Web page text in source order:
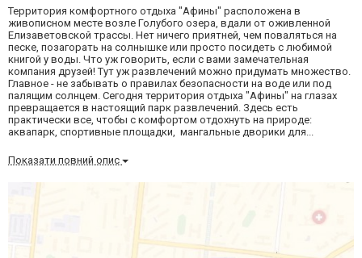
Территория комфортного отдыха "Афины" расположена в
живописном месте возле Голубого озера, вдали от оживленной
Елизаветовской трассы. Нет ничего приятней, чем поваляться на
песке, позагорать на солнышке или просто посидеть с любимой
книгой у воды. Что уж говорить, если с вами замечательная
компания друзей! Тут уж развлечений можно придумать множество.
Главное - не забывать о правилах безопасности на воде или под
палящим солнцем. Сегодня территория отдыха "Афины" на глазах
превращается в настоящий парк развлечений. Здесь есть
практически все, чтобы с комфортом отдохнуть на природе:
аквапарк, спортивные площадки, мангальные дворики для...
Показати повний опис